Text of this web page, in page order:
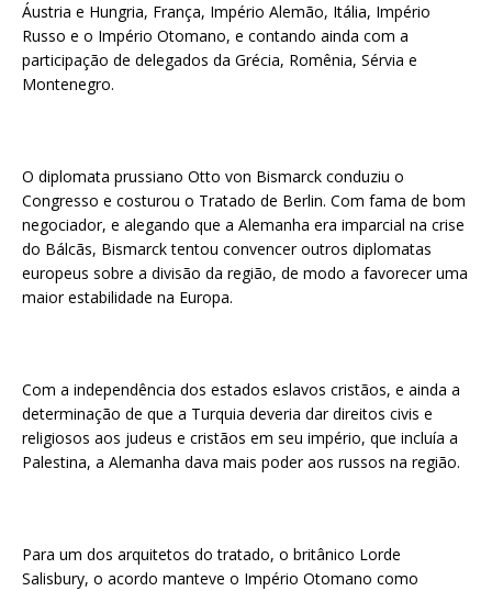
Áustria e Hungria, França, Império Alemão, Itália, Império
Russo e o Império Otomano, e contando ainda com a
participação de delegados da Grécia, Romênia, Sérvia e
Montenegro.
O diplomata prussiano Otto von Bismarck conduziu o
Congresso e costurou o Tratado de Berlin. Com fama de bom
negociador, e alegando que a Alemanha era imparcial na crise
do Bálcãs, Bismarck tentou convencer outros diplomatas
europeus sobre a divisão da região, de modo a favorecer uma
maior estabilidade na Europa.
Com a independência dos estados eslavos cristãos, e ainda a
determinação de que a Turquia deveria dar direitos civis e
religiosos aos judeus e cristãos em seu império, que incluía a
Palestina, a Alemanha dava mais poder aos russos na região.
Para um dos arquitetos do tratado, o britânico Lorde
Salisbury, o acordo manteve o Império Otomano como